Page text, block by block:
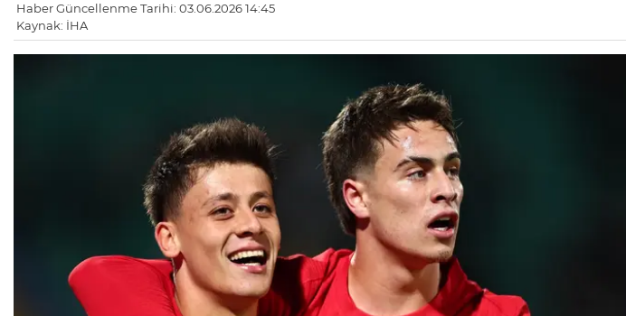
Haber Güncellenme Tarihi: 03.06.2026 14:45
Kaynak: İHA